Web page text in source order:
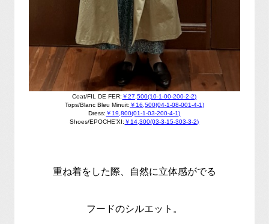
Coat/FIL DE FER: ￥27,500(10-1-00-200-2-2)
Tops/Blanc Bleu Minuit: ￥16,500(04-1-08-001-4-1)
Dress: ￥19,800(01-1-03-200-4-1)
Shoes/EPOCHE’XI: ￥14,300(03-3-15-303-3-2)
重ね着をした際、自然に立体感がでる
フードのシルエット。